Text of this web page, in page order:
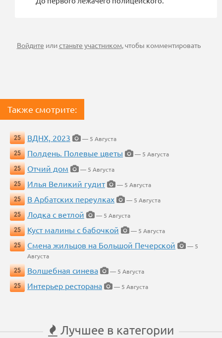
Войдите илистаньте участником, чтобы комментировать
Также смотрите:
25 ВДНХ, 2023
— 5 Августа
25
Полдень. Полевые цветы
— 5 Августа
25
Отчий дом
— 5 Августа
25
Илья Великий гудит
— 5 Августа
25
В Арбатских переулках
— 5 Августа
25
Лодка с ветлой
— 5 Августа
25
Куст малины с бабочкой
— 5 Августа
25
Смена жильцов на Большой Печерской
— 5
Августа
25
Волшебная синева
— 5 Августа
25
Интерьер ресторана — 5 Августа
Лучшее в категории